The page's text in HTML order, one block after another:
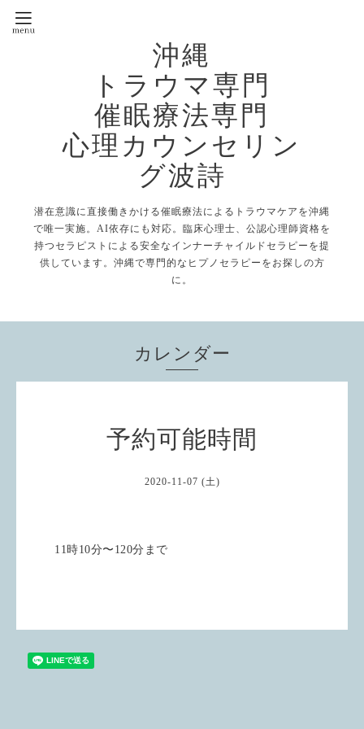
沖縄
トラウマ専門
催眠療法専門
心理カウンセリン
グ波詩
潜在意識に直接働きかける催眠療法によるトラウマケアを沖縄
で唯一実施。AI依存にも対応。臨床心理士、公認心理師資格を
持つセラピストによる安全なインナーチャイルドセラピーを提
供しています。沖縄で専門的なヒプノセラピーをお探しの方
に。
カレンダー
予約可能時間
2020-11-07 (土)
11時10分〜120分まで